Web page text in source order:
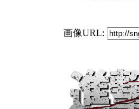
画像URL: